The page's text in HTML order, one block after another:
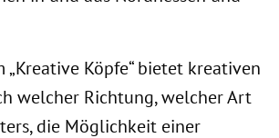
„Kreative Köpfe“ bietet kreativen
welcher Richtung, welcher Art
die Möglichkeit einer